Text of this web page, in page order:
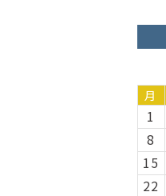
月
1
8
15
22